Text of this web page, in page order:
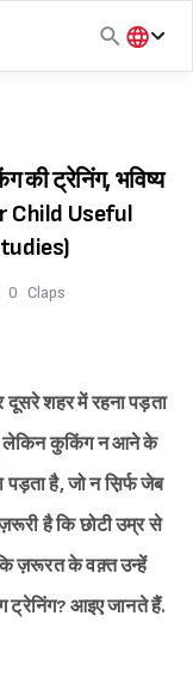
हिंदी
की ट्रेनिंग, भविष्य
Child Useful
0 Claps
शहर में रहना पड़ता
लेकिन कुकिंग न आने के
है, जो न स़िर्फ जेब
है कि छोटी उम्र से
ज़रूरत के वक़्त उन्हें
ट्रेनिंग? आइए जानते हैं.